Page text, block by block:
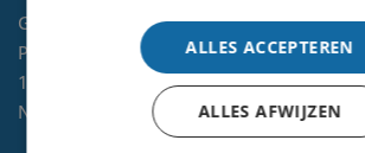
Gemeente Velsen
Postbus 465
1970 AL
IJMUIDEN
NL
ALLES ACCEPTEREN
ALLES AFWIJZEN